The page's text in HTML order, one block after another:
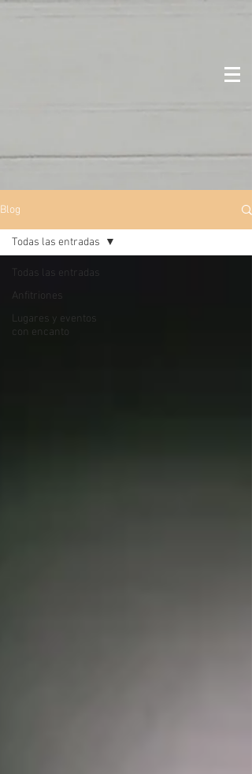
Blog
Todas las entradas
Anfitriones
Lugares y eventos
con encanto
Todas las entradas